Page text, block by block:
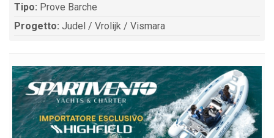
Tipo: Prove Barche
Progetto: Judel / Vrolijk / Vismara